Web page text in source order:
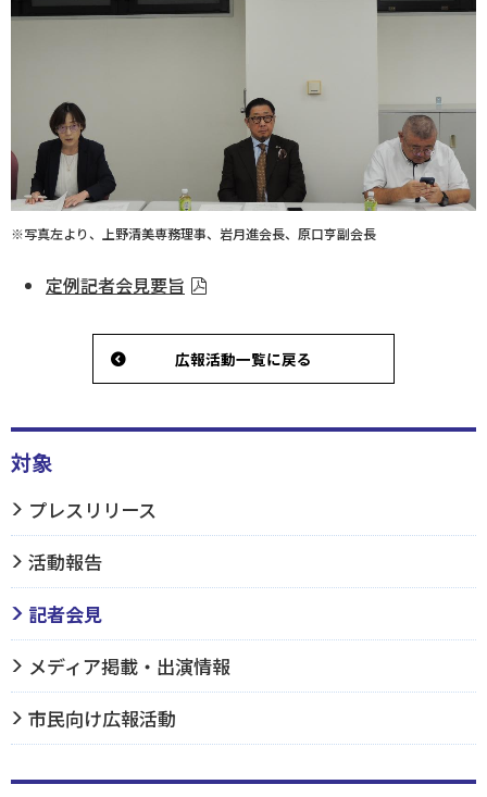
※写真左より、上野清美専務理事、岩月進会長、原口亨副会長
定例記者会見要旨
広報活動一覧に戻る
対象
プレスリリース
活動報告
記者会見
メディア掲載・出演情報
市民向け広報活動